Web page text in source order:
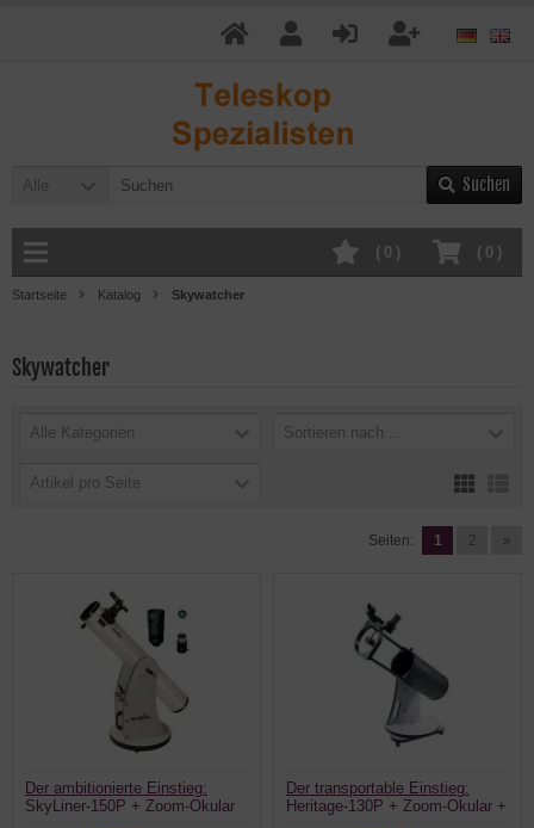
Alle Suchen
( 0 )
( 0 )
Startseite Katalog Skywatcher
Skywatcher
Alle Kategorien Sortieren nach ...
Artikel pro Seite
Seiten: 1 2 »
Der ambitionierte Einstieg:
SkyLiner-150P + Zoom-Okular
Der transportable Einstieg:
Heritage-130P + Zoom-Okular +